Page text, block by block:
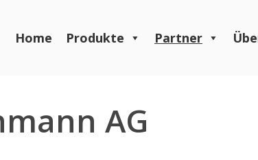
Home Produkte Partner
AG